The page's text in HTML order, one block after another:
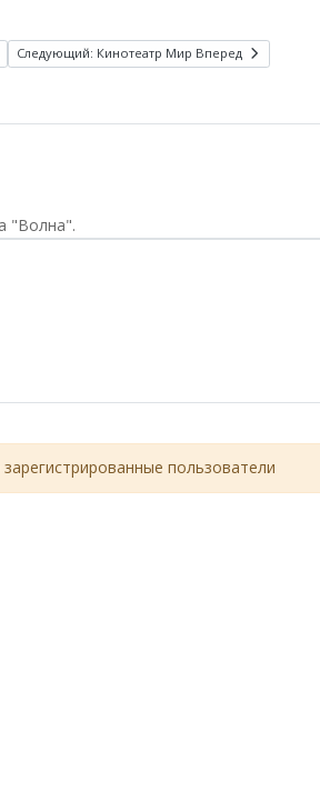
Следующий: Кинотеатр Мир Вперед
"Волна".
пользователи